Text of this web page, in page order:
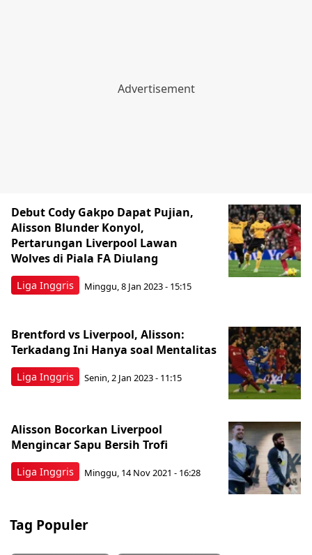
Liga Inggris
Debut Cody Gakpo Dapat Pujian,
Alisson Blunder Konyol,
Pertarungan Liverpool Lawan
Wolves di Piala FA Diulang
Minggu, 8 Jan 2023 - 15:15
Liga Inggris
Brentford vs Liverpool, Alisson:
Terkadang Ini Hanya soal Mentalitas
Senin, 2 Jan 2023 - 11:15
Liga Inggris
Alisson Bocorkan Liverpool
Mengincar Sapu Bersih Trofi
Minggu, 14 Nov 2021 - 16:28
Tag Populer